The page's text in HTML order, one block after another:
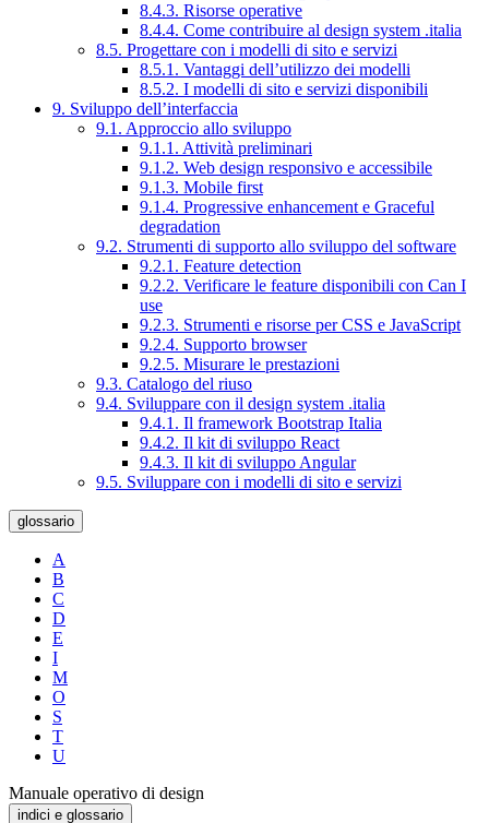
8.4.3. Risorse operative
8.4.4. Come contribuire al design system .italia
8.5. Progettare con i modelli di sito e servizi
8.5.1. Vantaggi dell’utilizzo dei modelli
8.5.2. I modelli di sito e servizi disponibili
9. Sviluppo dell’interfaccia
9.1. Approccio allo sviluppo
9.1.1. Attività preliminari
9.1.2. Web design responsivo e accessibile
9.1.3. Mobile first
9.1.4. Progressive enhancement e Graceful
degradation
9.2. Strumenti di supporto allo sviluppo del software
9.2.1. Feature detection
9.2.2. Verificare le feature disponibili con Can I
use
9.2.3. Strumenti e risorse per CSS e JavaScript
9.2.4. Supporto browser
9.2.5. Misurare le prestazioni
9.3. Catalogo del riuso
9.4. Sviluppare con il design system .italia
9.4.1. Il framework Bootstrap Italia
9.4.2. Il kit di sviluppo React
9.4.3. Il kit di sviluppo Angular
9.5. Sviluppare con i modelli di sito e servizi
glossario
A
B
C
D
E
I
M
O
S
T
U
Manuale operativo di design
indici e glossario